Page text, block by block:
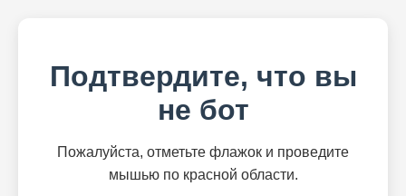
Подтвердите, что вы
не бот
Пожалуйста, отметьте флажок и проведите
мышью по красной области.